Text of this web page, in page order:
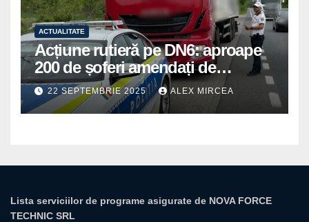
ACTUALITATE
Acțiune rutieră pe DN6: aproape
200 de șoferi amendați de
polițiștii din Mihăilești
22 SEPTEMBRIE 2025 ALEX MIRCEA
Lista serviciilor de programe asigurate de NOVA FORCE
TECHNIC SRL